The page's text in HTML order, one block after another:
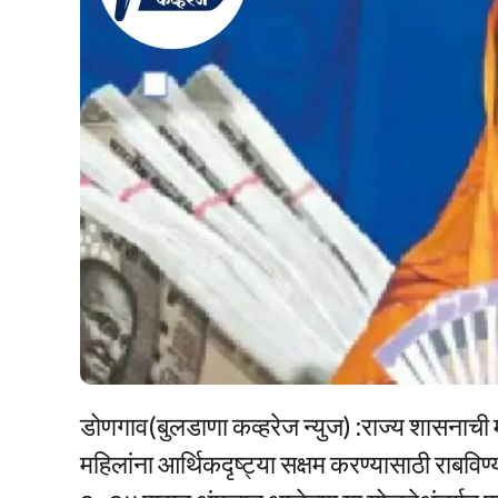
डोणगाव(बुलडाणा कव्हरेज न्युज) :राज्य शासनाची
महिलांना आर्थिकदृष्ट्या सक्षम करण्यासाठी